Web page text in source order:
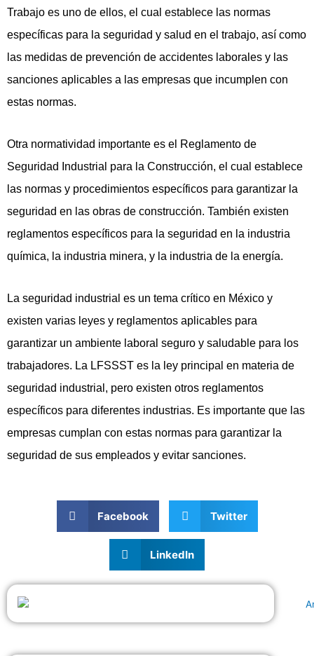
Trabajo es uno de ellos, el cual establece las normas
específicas para la seguridad y salud en el trabajo, así como
las medidas de prevención de accidentes laborales y las
sanciones aplicables a las empresas que incumplen con
estas normas.
Otra normatividad importante es el Reglamento de
Seguridad Industrial para la Construcción, el cual establece
las normas y procedimientos específicos para garantizar la
seguridad en las obras de construcción. También existen
reglamentos específicos para la seguridad en la industria
química, la industria minera, y la industria de la energía.
La seguridad industrial es un tema crítico en México y
existen varias leyes y reglamentos aplicables para
garantizar un ambiente laboral seguro y saludable para los
trabajadores. La LFSSST es la ley principal en materia de
seguridad industrial, pero existen otros reglamentos
específicos para diferentes industrias. Es importante que las
empresas cumplan con estas normas para garantizar la
seguridad de sus empleados y evitar sanciones.
Facebook Twitter
LinkedIn